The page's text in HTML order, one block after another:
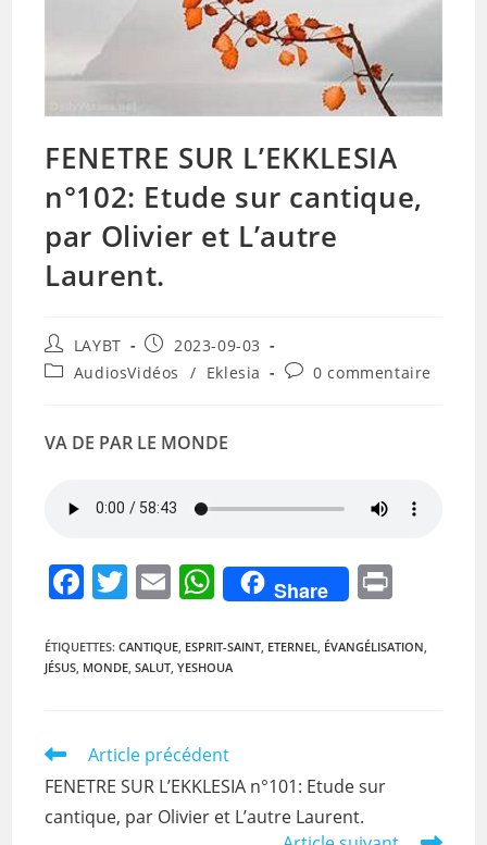
FENETRE SUR L’EKKLESIA
n°102: Etude sur cantique,
par Olivier et L’autre
Laurent.
Auteur/autrice
de
la
LAYBT
Publication
publiée :
2023-09-03
PostAudiosVidéos / Eklesia
Commentaires
0 commentaire
VA DE PAR LE MONDE
F
c
e
o
o
k
T
itt
er
E
ai
l
W
h
at
s
p
p
Share
t
ÉTIQUETTES:CANTIQUE ESPRIT-SAINT ETERNEL ÉVANGÉLISATION
JÉSUS MONDE SALUT YESHOUA
Read
articles
Article précédent
FENETRE SUR L’EKKLESIA n°101: Etude sur
cantique, par Olivier et L’autre Laurent.